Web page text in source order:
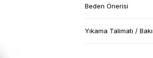
Beden Önerisi
Yıkama Talimatı /